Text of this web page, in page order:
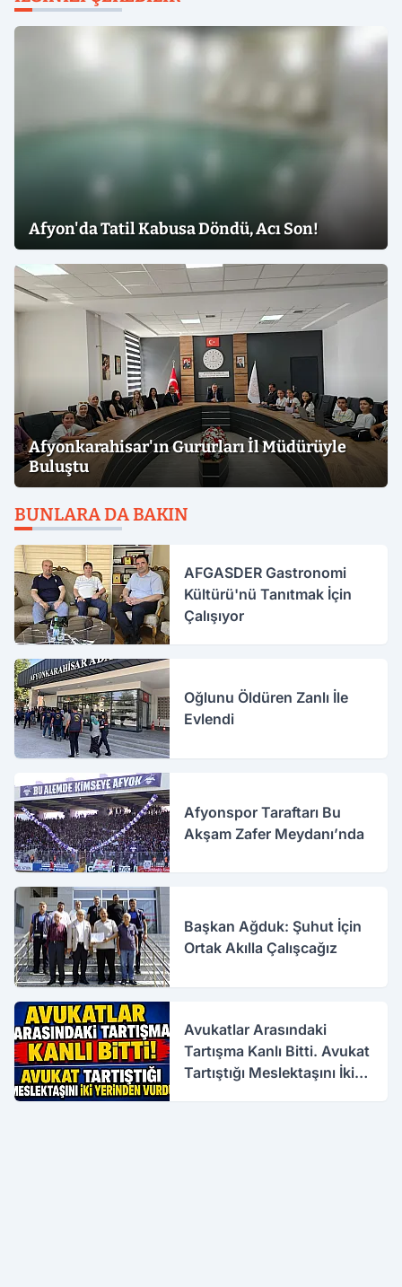
Afyon'da Tatil Kabusa Döndü, Acı Son!
Afyonkarahisar'ın Gururları İl Müdürüyle
Buluştu
BUNLARA DA BAKIN
AFGASDER Gastronomi
Kültürü'nü Tanıtmak İçin
Çalışıyor
Oğlunu Öldüren Zanlı İle
Evlendi
Afyonspor Taraftarı Bu
Akşam Zafer Meydanı’nda
Başkan Ağduk: Şuhut İçin
Ortak Akılla Çalışcağız
Avukatlar Arasındaki
Tartışma Kanlı Bitti. Avukat
Tartıştığı Meslektaşını İki